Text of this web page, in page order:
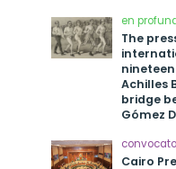
en
The
Achilles
bridge
Gómez
Cairo